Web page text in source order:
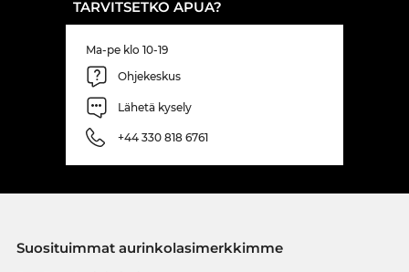
TARVITSETKO APUA?
Ma-pe klo 10-19
Ohjekeskus
Lähetä kysely
+44 330 818 6761
Suosituimmat aurinkolasimerkkimme